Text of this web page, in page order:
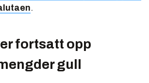
.
fortsatt opp
gull